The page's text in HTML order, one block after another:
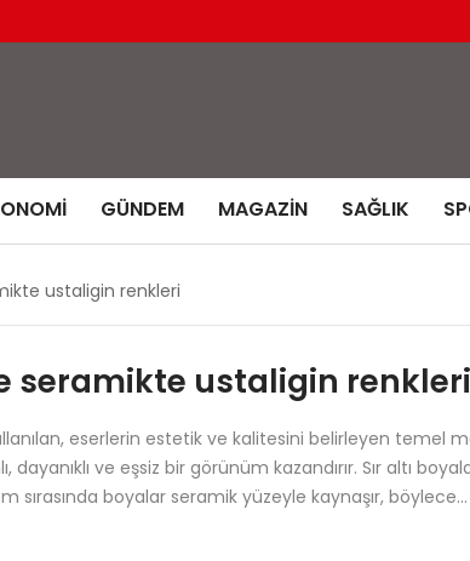
GÜNDEM MAGAZIN SAĞLIK
ustaligin renkleri
seramikte ustaligin renkleri
eserlerin estetik ve kalitesini belirleyen temel
dayanıklı ve eşsiz bir görünüm kazandırır. Sır altı
sırasında boyalar seramik yüzeyle kaynaşır, böylece…